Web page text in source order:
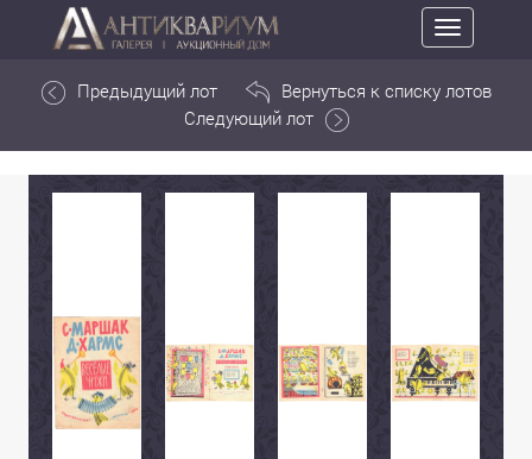
Toggle
navigation
Предыдущий лот
Вернуться к списку лотов
Следующий лот